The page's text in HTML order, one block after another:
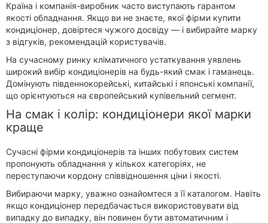
Країна і компанія-виробник часто виступають гарантом
якості обладнання. Якщо ви не знаєте, якої фірми купити
кондиціонер, довіртеся чужого досвіду — і вибирайте марку
з відгуків, рекомендацій користувачів.
На сучасному ринку кліматичного устаткування уявлень
широкий вибір кондиціонерів на будь-який смак і гаманець.
Домінують південнокорейські, китайські і японські компанії,
що орієнтуються на європейський купівельний сегмент.
На смак і колір: кондиціонери якої марки
краще
Сучасні фірми кондиціонерів та інших побутових систем
пропонують обладнання у кількох категоріях, не
переступаючи кордону співвідношення ціни і якості.
Вибираючи марку, уважно ознайомтеся з її каталогом. Навіть
якщо кондиціонер передбачається використовувати від
випадку до випадку, він повинен бути автоматичним і